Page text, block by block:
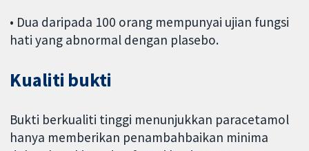
• Dua daripada 100 orang mempunyai ujian fungsi
hati yang abnormal dengan plasebo.
Kualiti bukti
Bukti berkualiti tinggi menunjukkan paracetamol
hanya memberikan penambahbaikan minima